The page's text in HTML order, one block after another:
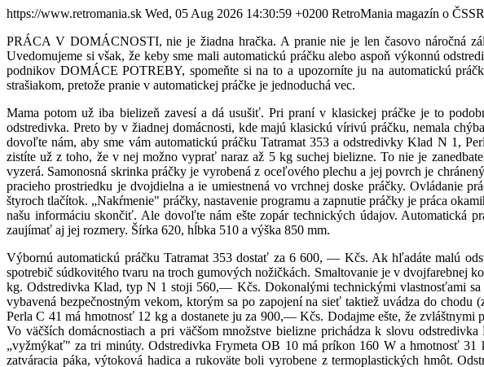
https://www.retromania.sk Wed, 05 Aug 2026 14:30:59 +0200 RetroMania magazín o ČSSR
PRÁCA V DOMÁCNOSTI, nie je žiadna hračka. A pranie nie je len časovo náročná
Uvedomujeme si však, že keby sme mali automatickú práčku alebo aspoň výkonnú
podnikov DOMÁCE POTREBY, spomeňte si na to a upozorníte ju na automatickú
strašiakom, pretože pranie v automatickej práčke je jednoduchá vec.
Mama potom už iba bielizeň zavesí a dá usušiť. Pri praní v klasickej práčke je to
odstredivka. Preto by v žiadnej domácnosti, kde majú klasickú vírivú práčku, nemala
dovoľte nám, aby sme vám automatickú práčku Tatramat 353 a odstredivky Klad N 1,
zistíte už z toho, že v nej možno vyprať naraz až 5 kg suchej bielizne. To nie je
vyzerá. Samonosná skrinka práčky je vyrobená z oceľového plechu a jej povrch je
pracieho prostriedku je dvojdielna a ie umiestnená vo vrchnej doske práčky. Ovládanie
štyroch tlačítok. „Nakŕmenie" práčky, nastavenie programu a zapnutie práčky je práca
našu informáciu skončiť. Ale dovoľte nám ešte zopár technických údajov. Automatická
zaujímať aj jej rozmery. Šírka 620, hĺbka 510 a výška 850 mm.
Výbornú automatickú práčku Tatramat 353 dostať za 6 600, — Kčs. Ak hľadáte malú
spotrebič súdkovitého tvaru na troch gumových nožičkách. Smaltovanie je v dvojfarebnej
kg. Odstredivka Klad, typ N 1 stoji 560,— Kčs. Dokonalými technickými vlastnosťami
vybavená bezpečnostným vekom, ktorým sa po zapojení na sieť taktiež uvádza do
Perla C 41 má hmotnosť 12 kg a dostanete ju za 900,— Kčs. Dodajme ešte, že
Vo väčších domácnostiach a pri väčšom množstve bielizne prichádza k slovu
„vyžmýkať" za tri minúty. Odstredivka Frymeta OB 10 má príkon 160 W a hmotnosť
zatváracia páka, výtoková hadica a rukoväte boli vyrobene z termoplastických hmôt.